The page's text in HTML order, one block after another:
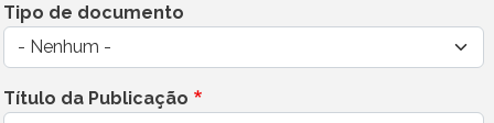
Tipo de documento
Título da Publicação